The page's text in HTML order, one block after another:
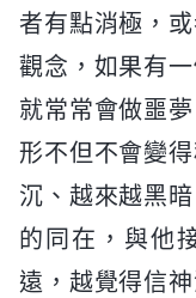
者有點消極，
觀念，如果有
就常常會做噩
形不但不會變
沉、越來越黑
的同在，與他
遠，越覺得信